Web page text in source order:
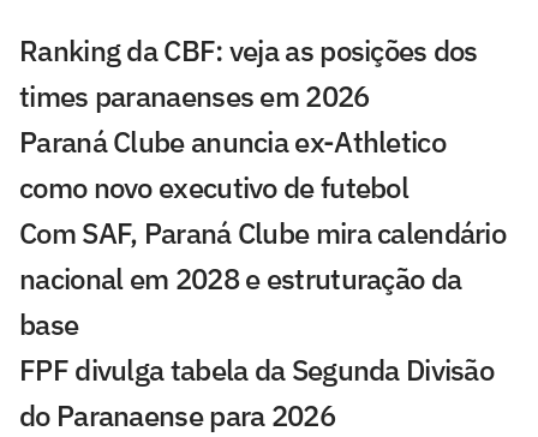
Ranking da CBF: veja as posições dos
times paranaenses em 2026
Paraná Clube anuncia ex-Athletico
como novo executivo de futebol
Com SAF, Paraná Clube mira calendário
nacional em 2028 e estruturação da
base
FPF divulga tabela da Segunda Divisão
do Paranaense para 2026